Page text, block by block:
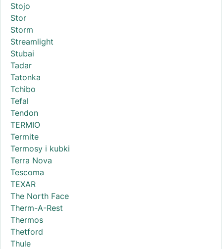
Stojo
Stor
Storm
Streamlight
Stubai
Tadar
Tatonka
Tchibo
Tefal
Tendon
TERMIO
Termite
Termosy i kubki
Terra Nova
Tescoma
TEXAR
The North Face
Therm-A-Rest
Thermos
Thetford
Thule